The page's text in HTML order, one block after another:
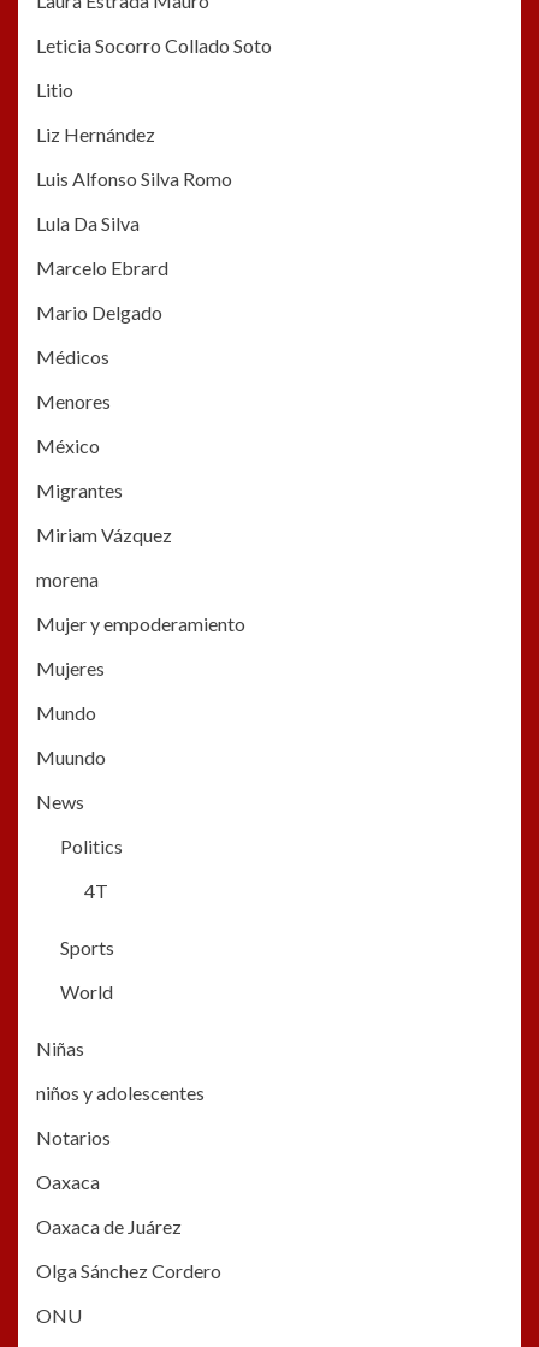
Leticia Socorro Collado Soto
Litio
Liz Hernández
Luis Alfonso Silva Romo
Lula Da Silva
Marcelo Ebrard
Mario Delgado
Médicos
Menores
México
Migrantes
Miriam Vázquez
morena
Mujer y empoderamiento
Mujeres
Mundo
Muundo
News
Politics
4T
Sports
World
Niñas
niños y adolescentes
Notarios
Oaxaca
Oaxaca de Juárez
Olga Sánchez Cordero
ONU